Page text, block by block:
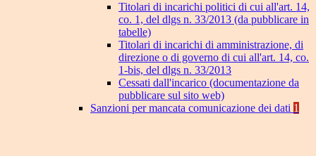
Titolari di incarichi politici di cui all'art. 14,
co. 1, del dlgs n. 33/2013 (da pubblicare in
tabelle)
Titolari di incarichi di amministrazione, di
direzione o di governo di cui all'art. 14, co.
1-bis, del dlgs n. 33/2013
Cessati dall'incarico (documentazione da
pubblicare sul sito web)
Sanzioni per mancata comunicazione dei dati 1